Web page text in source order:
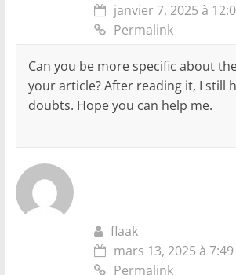
janvier 7, 2025 à
Permalink
Can you be more specific about
your article? After reading it, I still
doubts. Hope you can help me.
flaak
mars 13, 2025 à
Permalink